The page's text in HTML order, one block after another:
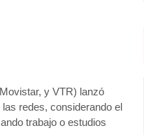
y VTR) lanzó
redes, considerando el
trabajo o estudios